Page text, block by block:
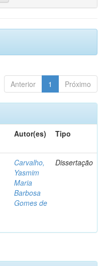
Anterior 1 Próximo
Autor(es) Tipo
Carvalho,
Yasmim
Maria
Barbosa
Gomes de
Dissertação